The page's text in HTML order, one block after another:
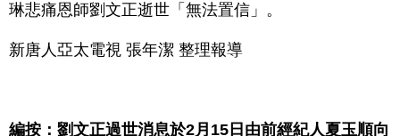
琳悲痛恩師劉文正逝世「無法置信」。
新唐人亞太電視 張年潔 整理報導
編按：劉文正過世消息於2月15日由前經紀人夏玉順向